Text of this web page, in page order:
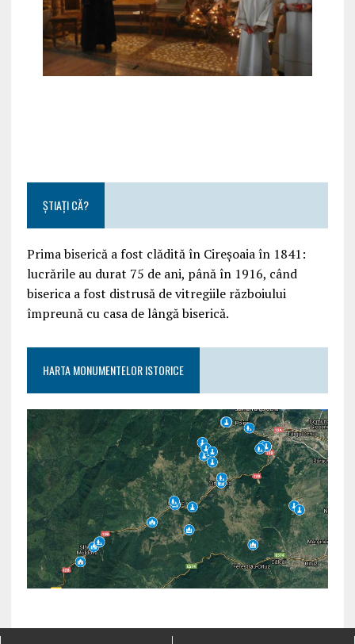
ȘTIAȚI CĂ?
Prima biserică a fost clădită în Cireșoaia în 1841:
lucrările au durat 75 de ani, până în 1916, când
biserica a fost distrusă de vitregiile războiului
împreună cu casa de lângă biserică.
HARTA MONUMENTELOR ISTORICE